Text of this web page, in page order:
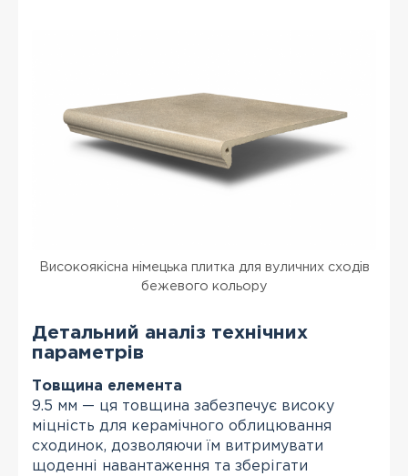
Високоякісна німецька плитка для вуличних сходів
бежевого кольору
Детальний аналіз технічних
параметрів
Товщина елемента
9.5 мм — ця товщина забезпечує високу
міцність для керамічного облицювання
сходинок, дозволяючи їм витримувати
щоденні навантаження та зберігати